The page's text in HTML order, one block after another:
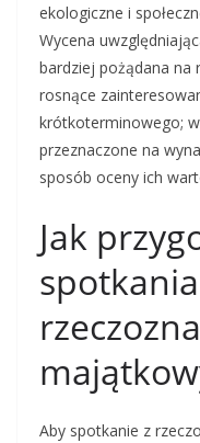
ekologiczne i
Wycena
bardziej pożądana
rosnące
krótkoterminowego;
przeznaczone na
sposób oceny ich
Jak
Aby spotkanie z